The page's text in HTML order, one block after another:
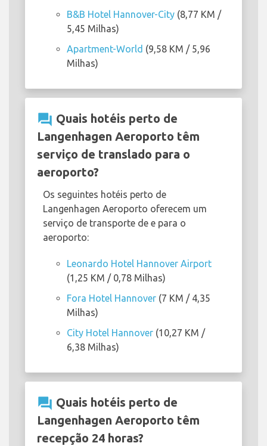
B&B Hotel Hannover-City (8,77 KM /
5,45 Milhas)
Apartment-World (9,58 KM / 5,96
Milhas)
question_answer Quais hotéis perto de
Langenhagen Aeroporto têm
serviço de translado para o
aeroporto?
Os seguintes hotéis perto de
Langenhagen Aeroporto oferecem um
serviço de transporte de e para o
aeroporto:
Leonardo Hotel Hannover Airport
(1,25 KM / 0,78 Milhas)
Fora Hotel Hannover (7 KM / 4,35
Milhas)
City Hotel Hannover (10,27 KM /
6,38 Milhas)
question_answer Quais hotéis perto de
Langenhagen Aeroporto têm
recepção 24 horas?